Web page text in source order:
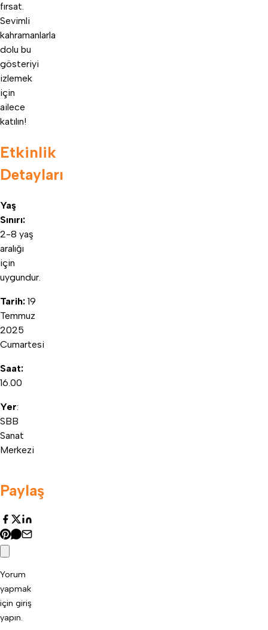
fırsat.
Sevimli
kahramanlarla
dolu bu
gösteriyi
izlemek
için
ailece
katılın!
Etkinlik
Detayları
Yaş
Sınırı:
2-8 yaş
aralığı
için
uygundur.
Tarih: 19
Temmuz
2025
Cumartesi
Saat:
16.00
Yer:
SBB
Sanat
Merkezi
Paylaş
Yorum
yapmak
için giriş
yapın.